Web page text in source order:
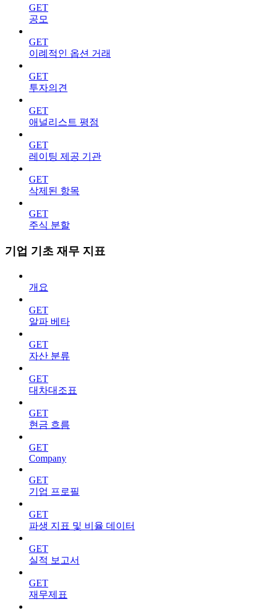
GET
공모
GET
이례적인 옵션 거래
GET
투자의견
GET
애널리스트 평점
GET
레이팅 제공 기관
GET
삭제된 항목
GET
주식 분할
기업 기초 재무 지표
개요
GET
알파 베타
GET
자산 분류
GET
대차대조표
GET
현금 흐름
GET
Company
GET
기업 프로필
GET
파생 지표 및 비율 데이터
GET
실적 보고서
GET
재무제표